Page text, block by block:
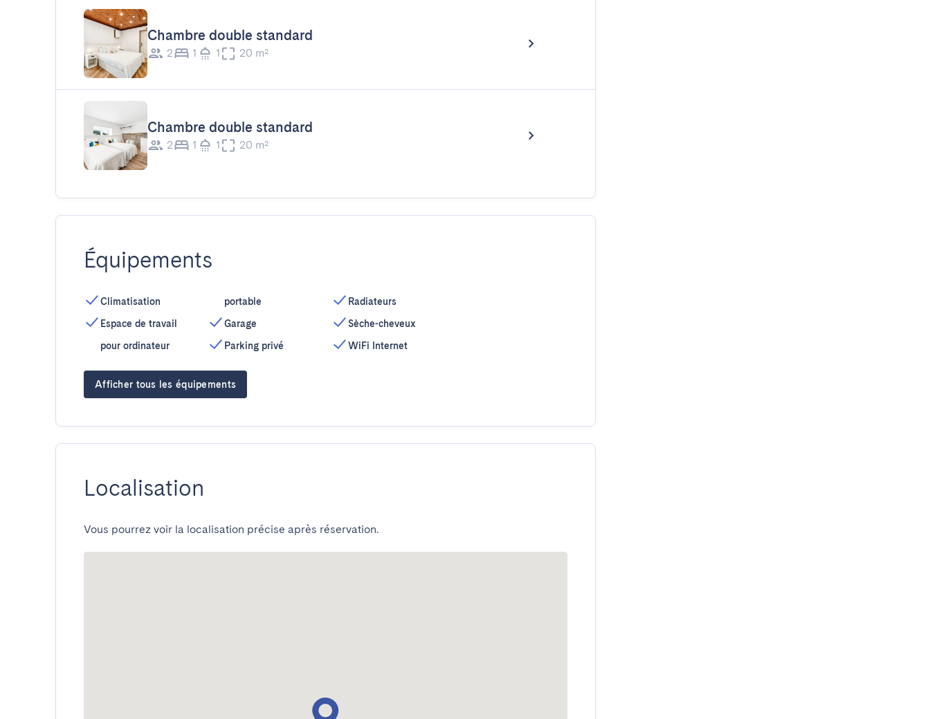
Chambre double standard
2 1 1 20 m²
Chambre double standard
2 1 1 20 m²
Équipements
Climatisation
Espace de travail
pour ordinateur
portable
Garage
Parking privé
Radiateurs
Sèche-cheveux
WiFi Internet
Afficher tous les équipements
Localisation
Vous pourrez voir la localisation précise après réservation.